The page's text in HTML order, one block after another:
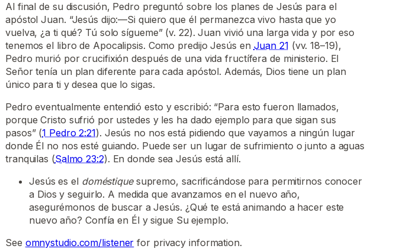
Al final de su discusión, Pedro preguntó sobre los planes de Jesús para el
apóstol Juan. “Jesús dijo:—Si quiero que él permanezca vivo hasta que yo
vuelva, ¿a ti qué? Tú solo sígueme” (v. 22). Juan vivió una larga vida y por eso
tenemos el libro de Apocalipsis. Como predijo Jesús en Juan 21 (vv. 18–19),
Pedro murió por crucifixión después de una vida fructífera de ministerio. El
Señor tenía un plan diferente para cada apóstol. Además, Dios tiene un plan
único para ti y desea que lo sigas.
Pedro eventualmente entendió esto y escribió: “Para esto fueron llamados,
porque Cristo sufrió por ustedes y les ha dado ejemplo para que sigan sus
pasos” (1 Pedro 2:21). Jesús no nos está pidiendo que vayamos a ningún lugar
donde Él no nos esté guiando. Puede ser un lugar de sufrimiento o junto a aguas
tranquilas (Salmo 23:2). En donde sea Jesús está allí.
Jesús es el doméstiquesupremo, sacrificándose para permitirnos conocer
a Dios y seguirlo. A medida que avanzamos en el nuevo año,
asegurémonos de buscar a Jesús. ¿Qué te está animando a hacer este
nuevo año? Confía en Él y sigue Su ejemplo.
See omnystudio.com/listener for privacy information.